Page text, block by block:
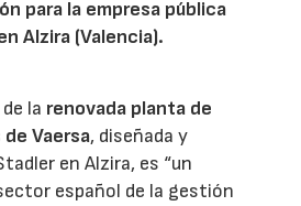
para la empresa pública
Alzira (Valencia).
la renovada planta de
Vaersa, diseñada y
en Alzira, es “un
español de la gestión